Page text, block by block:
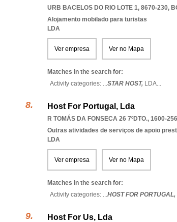
URB BACELOS DO RIO LOTE 1, 8670-230,
Alojamento mobilado para turistas
LDA
Ver empresa Ver no Mapa
Matches in the search for:
Activity categories: ...STAR HOST, LDA...
Host For Portugal, Lda
R TOMÁS DA FONSECA 26 7ºDTO., 1600-256
Outras atividades de serviços de apoio
LDA
Ver empresa Ver no Mapa
Matches in the search for:
Activity categories: ...HOST FOR PORTUGAL,
Host For Us, Lda